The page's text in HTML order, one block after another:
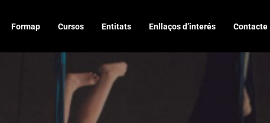
Formap Cursos Entitats Enllaços d’interés Contacte